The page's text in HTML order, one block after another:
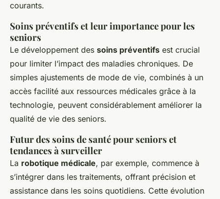
courants.
Soins préventifs et leur importance pour les
seniors
Le développement des soins préventifs est crucial
pour limiter l’impact des maladies chroniques. De
simples ajustements de mode de vie, combinés à un
accès facilité aux ressources médicales grâce à la
technologie, peuvent considérablement améliorer la
qualité de vie des seniors.
Futur des soins de santé pour seniors et
tendances à surveiller
La robotique médicale, par exemple, commence à
s’intégrer dans les traitements, offrant précision et
assistance dans les soins quotidiens. Cette évolution